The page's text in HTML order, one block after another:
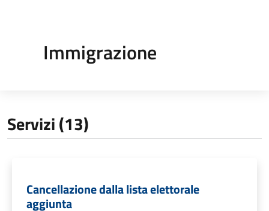
Immigrazione
Servizi (13)
Cancellazione dalla lista elettorale
aggiunta